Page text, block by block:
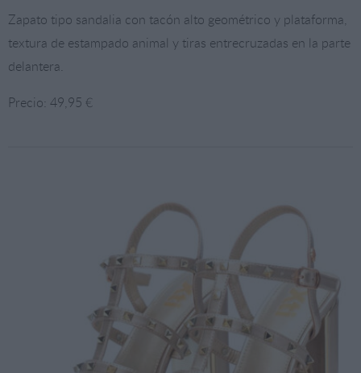
Zapato tipo sandalia con tacón alto geométrico y plataforma,
textura de estampado animal y tiras entrecruzadas en la parte
delantera.
Precio: 49,95 €